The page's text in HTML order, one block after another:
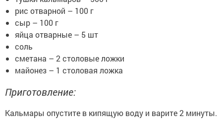
рис отварной – 100 г
сыр – 100 г
яйца отварные – 5 шт
соль
сметана – 2 столовые ложки
майонез – 1 столовая ложка
Приготовление:
Кальмары опустите в кипящую воду и варите 2 минуты.